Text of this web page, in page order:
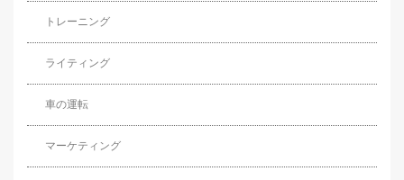
トレーニング
ライティング
車の運転
マーケティング